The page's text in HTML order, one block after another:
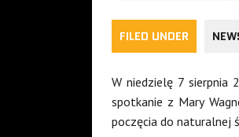
FILED UNDER
W niedzielę 7 sierpnia
spotkanie z Mary
poczęcia do naturalnej